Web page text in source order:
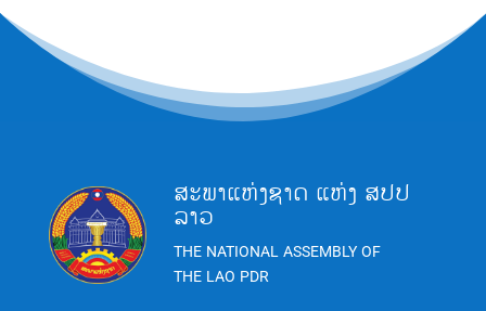
ສະພາແຫ່ງຊາດ ແຫ່ງ ສປປ
ລາວ
THE NATIONAL ASSEMBLY OF
THE LAO PDR